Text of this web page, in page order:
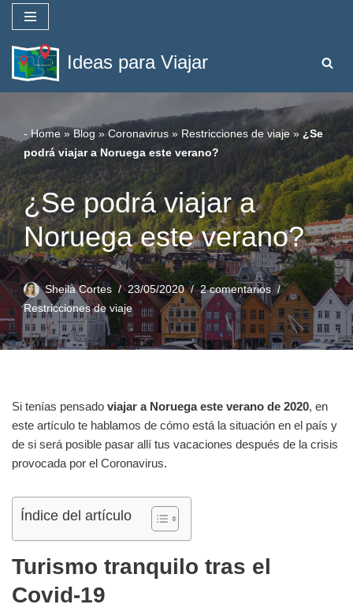
Saltar
al
contenido
Ideas para Viajar
-Home »Blog » Coronavirus » Restricciones de viaje » ¿Se
podrá viajar a Noruega este verano?
¿Se podrá viajar a
Noruega este verano?
Sheila Cortes 23/05/2020
2 comentarios
Restricciones de viaje
Si tenías pensado viajar a Noruega este verano de 2020, en
este artículo te hablamos de cómo está la situación en el país y
de si será posible pasar allí tus vacaciones después de la crisis
provocada por el Coronavirus.
Índice del artículo
Turismo tranquilo tras el
Covid-19